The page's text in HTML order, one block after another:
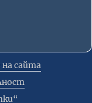
на сайта